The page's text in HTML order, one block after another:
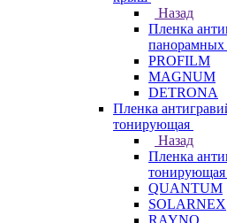
Назад
Пленка
PROFILM
MAGNUM
DETRONA
Пленка
тонирующая
Назад
Пленка
тонирующая
QUANTUM
SOLARNEX
RAYNO